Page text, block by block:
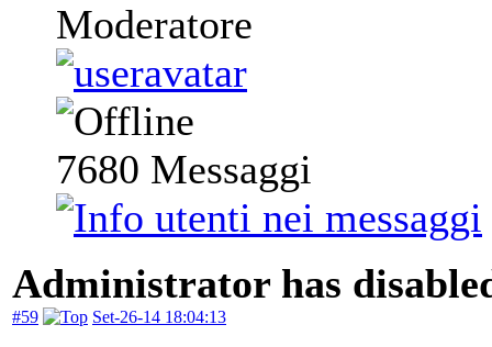
Moderatore
7680 Messaggi
Administrator has
#59 Set-26-14 18:04:13